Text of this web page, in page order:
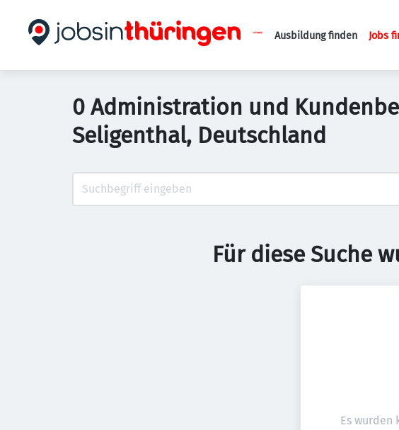
Ausbildung finden Jobs
0 Administration und
Seligenthal, Deutschland
Für diese Suche
Es wurden